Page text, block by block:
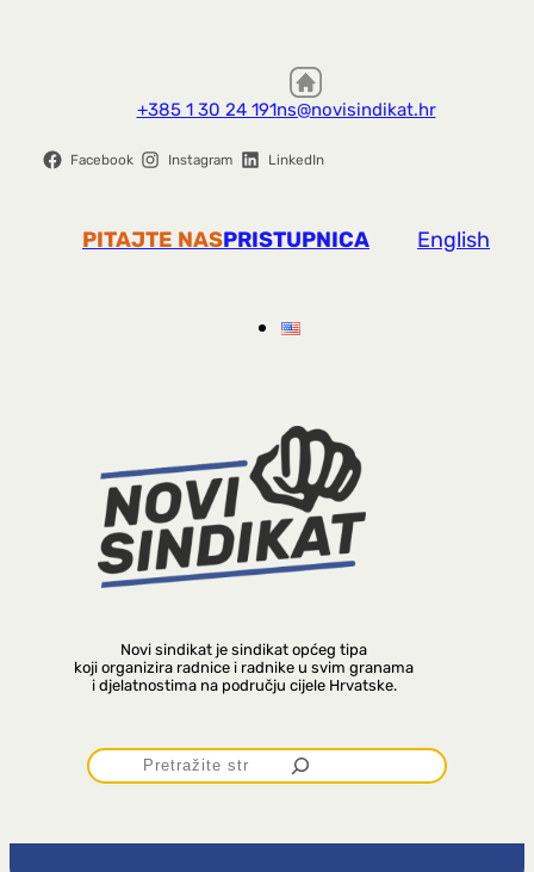
+385 1 30 24 191ns@novisindikat.hr
Facebook Instagram LinkedIn
PITAJTE NASPRISTUPNICA English
Novi sindikat je sindikat općeg tipa
koji organizira radnice i radnike u svim granama
i djelatnostima na području cijele Hrvatske.
P
r